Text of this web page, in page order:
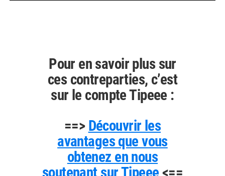
Pour en savoir plus sur
ces contreparties, c’est
sur le compte Tipeee :
==> Découvrir les
avantages que vous
obtenez en nous
soutenant sur Tipeee <==